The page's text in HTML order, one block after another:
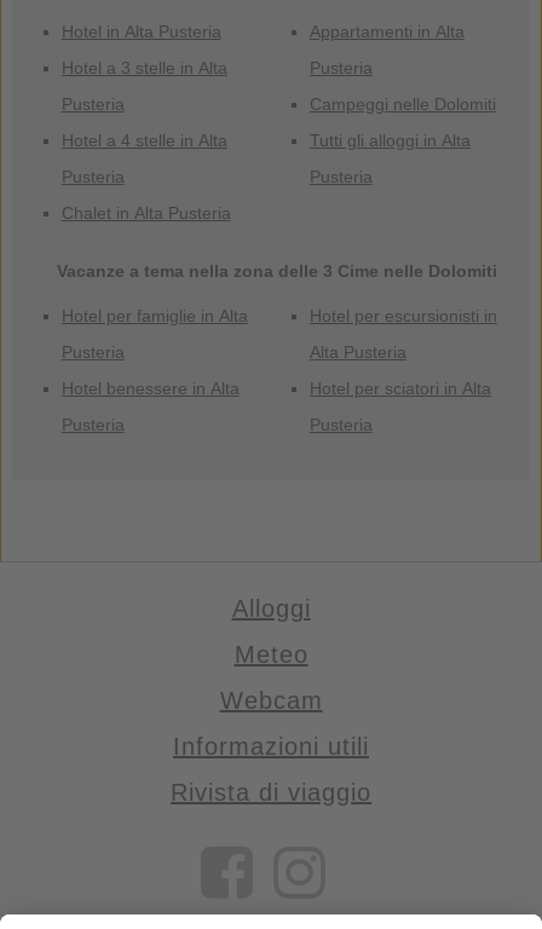
Hotel in Alta Pusteria
Hotel a 3 stelle in Alta
Pusteria
Hotel a 4 stelle in Alta
Pusteria
Chalet in Alta Pusteria
Appartamenti in Alta
Pusteria
Campeggi nelle Dolomiti
Tutti gli alloggi in Alta
Pusteria
Vacanze a tema nella zona delle 3 Cime nelle Dolomiti
Hotel per famiglie in Alta
Pusteria
Hotel benessere in Alta
Pusteria
Hotel per escursionisti in
Alta Pusteria
Hotel per sciatori in Alta
Pusteria
Alloggi
Meteo
Webcam
Informazioni utili
Rivista di viaggio